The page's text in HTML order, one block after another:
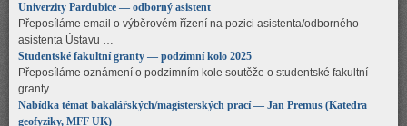
Univerzity Pardubice — odborný asistent
Přeposíláme email o výběrovém řízení na pozici asistenta/odborného
asistenta Ústavu …
Studentské fakultní granty — podzimní kolo 2025
Přeposíláme oznámení o podzimním kole soutěže o studentské fakultní
granty …
Nabídka témat bakalářských/magisterských prací — Jan Premus (Katedra
geofyziky, MFF UK)